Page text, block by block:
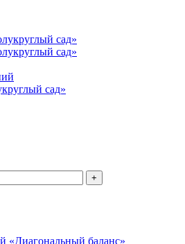
сад»